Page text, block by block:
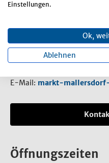
Einstellungen.
Ok,
Ablehnen
Rathausplatz 1
84066 Mallersdorf-
E-Mail: markt-
Öffnungszeiten